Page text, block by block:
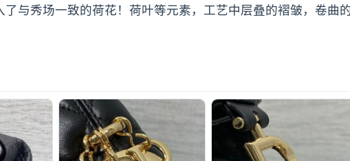
与秀场一致的荷花！荷叶等元素，工艺中层叠的褶皱，卷